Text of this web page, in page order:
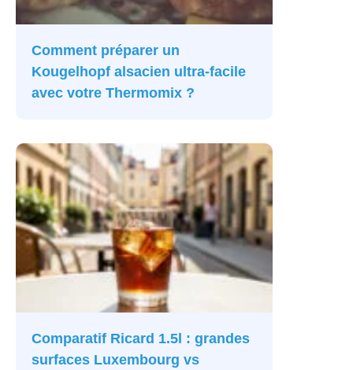
Comment préparer un
Kougelhopf alsacien ultra-facile
avec votre Thermomix ?
Comparatif Ricard 1.5l : grandes
surfaces Luxembourg vs